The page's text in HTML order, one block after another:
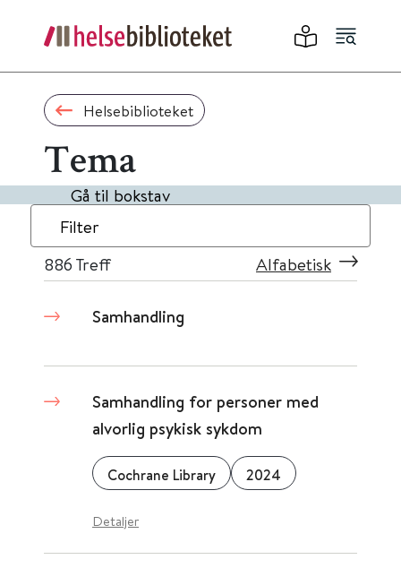
Helsebiblioteket
Tema
Gå til bokstav
Filter
886 Treff Alfabetisk
Samhandling
Samhandling for personer med
alvorlig psykisk sykdom
Cochrane Library 2024
Detaljer